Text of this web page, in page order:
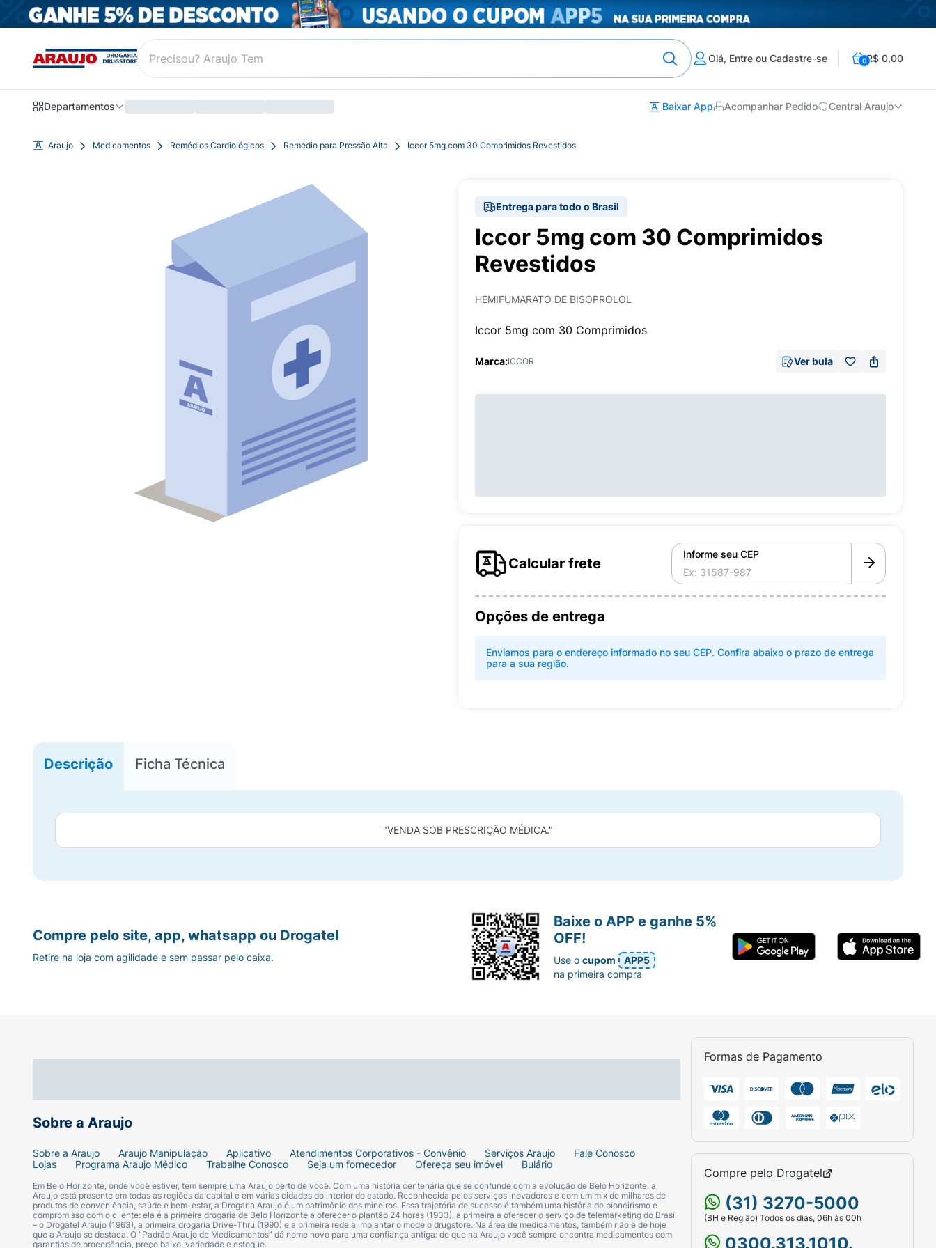
Olá, Entre ou Cadastre-se 0R$ 0,00
Departamentos Baixar App Acompanhar Pedido Central Araujo
Araujo Medicamentos Remédios Cardiológicos Remédio para Pressão Alta Iccor 5mg com 30 Comprimidos Revestidos
Entrega para todo o Brasil
Iccor 5mg com 30 Comprimidos
Revestidos
HEMIFUMARATO DE BISOPROLOL
Iccor 5mg com 30 Comprimidos
Marca:ICCOR Ver bula
Calcular frete
Informe seu CEP
Opções de entrega
Enviamos para o endereço informado no seu CEP. Confira abaixo o prazo de entrega
para a sua região.
Descrição Ficha Técnica
"VENDA SOB PRESCRIÇÃO MÉDICA."
Sobre a Araujo
Sobre a Araujo Araujo Manipulação Aplicativo Atendimentos Corporativos - Convênio Serviços Araujo
Fale Conosco
Lojas
Programa Araujo Médico Trabalhe Conosco Seja um fornecedor Ofereça seu imóvel Bulário
Em Belo Horizonte, onde você estiver, tem sempre uma Araujo perto de você. Com uma história centenária que se confunde com a evolução de Belo Horizonte, a
Araujo está presente em todas as regiões da capital e em várias cidades do interior do estado. Reconhecida pelos serviços inovadores e com um mix de milhares de
produtos de conveniência, saúde e bem-estar, a Drogaria Araujo é um patrimônio dos mineiros. Essa trajetória de sucesso é também uma história de pioneirismo e
compromisso com o cliente: ela é a primeira drogaria de Belo Horizonte a oferecer o plantão 24 horas (1933), a primeira a oferecer o serviço de telemarketing do Brasil
– o Drogatel Araujo (1963), a primeira drogaria Drive-Thru (1990) e a primeira rede a implantar o modelo drugstore. Na área de medicamentos, também não é de hoje
que a Araujo se destaca. O “Padrão Araujo de Medicamentos” dá nome novo para uma confiança antiga: de que na Araujo você sempre encontra medicamentos com
garantias de procedência, preço baixo, variedade e estoque.
Formas de Pagamento
Compre pelo Drogatel
(31) 3270-5000
(BH e Região) Todos os dias, 06h às 00h
0300.313.1010.
Compre pelo site, app, whatsapp ou Drogatel
Retire na loja com agilidade e sem passar pelo caixa.
Baixe o APP e ganhe 5%
OFF!
Use ocupom
APP5
na primeira compra